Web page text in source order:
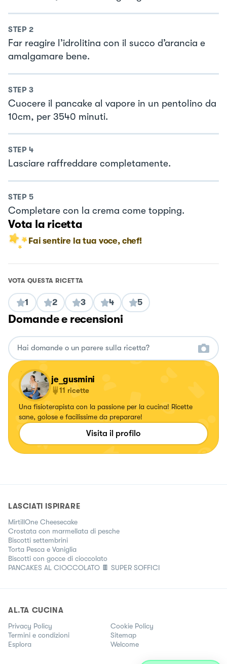
STEP 2
Far reagire l’idrolitina con il succo d’arancia e
amalgamare bene.
STEP 3
Cuocere il pancake al vapore in un pentolino da
10cm, per 3540 minuti.
STEP 4
Lasciare raffreddare completamente.
STEP 5
Completare con la crema come topping.
Vota la ricetta
Fai sentire la tua voce, chef!
VOTA QUESTA RICETTA
1 2 3 4 5
Domande e recensioni
je_gusmini
11 ricette
Una fisioterapista con la passione per la cucina! Ricette
sane, golose e facilissime da preparare!
Visita il profilo
LASCIATI ISPIRARE
MirtillOne Cheesecake
Crostata con marmellata di pesche
Biscotti settembrini
Torta Pesca e Vaniglia
Biscotti con gocce di cioccolato
PANCAKES AL CIOCCOLATO 🍫 SUPER SOFFICI
AL.TA CUCINA
Privacy Policy
Cookie Policy
Termini e condizioni
Sitemap
Esplora
Welcome